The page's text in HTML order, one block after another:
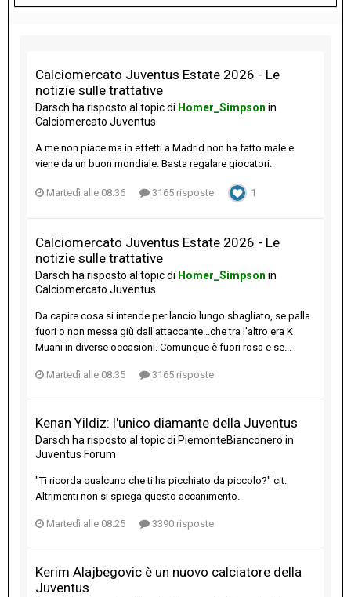
Calciomercato Juventus Estate 2026 - Le
notizie sulle trattative
Darsch ha risposto al topic di Homer_Simpson in
Calciomercato Juventus
A me non piace ma in effetti a Madrid non ha fatto male e
viene da un buon mondiale. Basta regalare giocatori.
Martedì alle 08:36 3165 risposte 1
Calciomercato Juventus Estate 2026 - Le
notizie sulle trattative
Darsch ha risposto al topic di Homer_Simpson in
Calciomercato Juventus
Da capire cosa si intende per lancio lungo sbagliato, se palla
fuori o non messa giù dall'attaccante...che tra l'altro era K
Muani in diverse occasioni. Comunque è fuori rosa e se...
Martedì alle 08:35 3165 risposte
Kenan Yildiz: l'unico diamante della Juventus
Darsch ha risposto al topic di PiemonteBianconero in
Juventus Forum
"Ti ricorda qualcuno che ti ha picchiato da piccolo?" cit.
Altrimenti non si spiega questo accanimento.
Martedì alle 08:25 3390 risposte
Kerim Alajbegovic è un nuovo calciatore della
Juventus